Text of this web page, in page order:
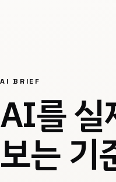
AI BRIEF
AI를 실
보는 기